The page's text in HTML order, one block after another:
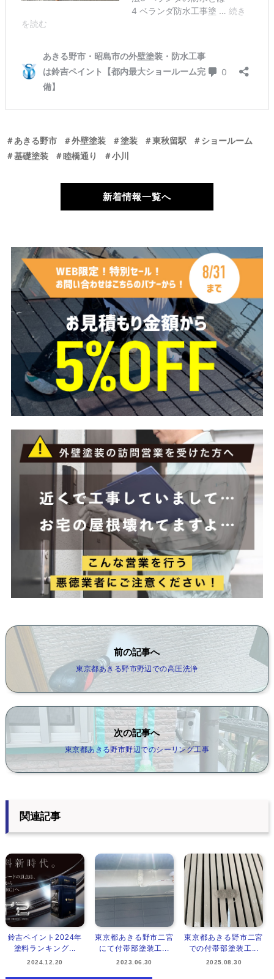
＃あきる野市 ＃外壁塗装 ＃塗装 ＃東秋留駅
＃ショールーム
＃基礎塗装
＃睦橋通り ＃小川
新着情報一覧へ
前の記事へ
東京都あきる野市野辺での高圧洗浄
次の記事へ
東京都あきる野市野辺でのシーリング工事
関連記事
鈴吉ペイント2024年
塗料ランキング...
2024.12.20
東京都あきる野市二宮
にて付帯部塗装工...
2023.06.30
東京都あきる野市二宮
での付帯部塗装工...
2025.08.30